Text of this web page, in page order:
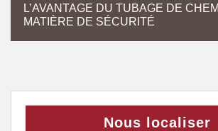
L’AVANTAGE DU TUBAGE DE
MATIÈRE DE SÉCURITÉ
Nous localiser